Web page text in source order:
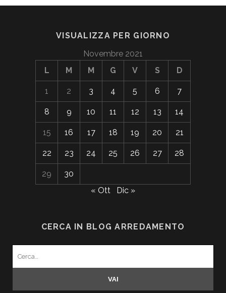
VISUALIZZA PER GIORNO
Novembre 2021
L
M M G V S D
1 2 3 4 5 6 7
8 9 10 11 12 13 14
15 16 17 18 19 20 21
22 23 24 25 26 27 28
29
30
« Ott
Dic »
CERCA IN BLOG ARREDAMENTO